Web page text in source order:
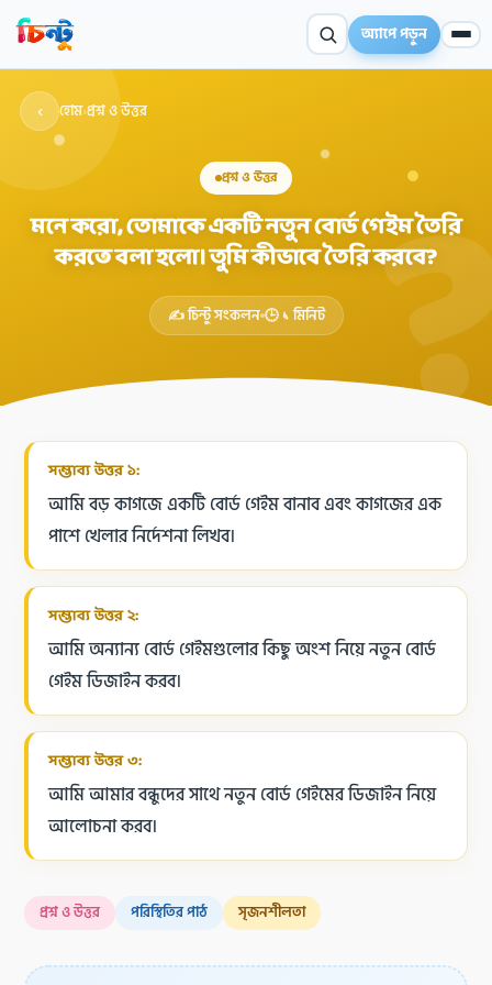
অ্যাপে পড়ুন
✦
‹ হোম›প্রশ্ন ও উত্তর
প্রশ্ন ও উত্তর
মনে করো, তোমাকে একটি নতুন বোর্ড গেইম তৈরি
করতে বলা হলো। তুমি কীভাবে তৈরি করবে?
✍️ চিন্টু সংকলন 🕒 ১ মিনিট
সম্ভাব্য উত্তর ১:
আমি বড় কাগজে একটি বোর্ড গেইম বানাব এবং কাগজের এক
পাশে খেলার নির্দেশনা লিখব।
সম্ভাব্য উত্তর ২:
আমি অন্যান্য বোর্ড গেইমগুলোর কিছু অংশ নিয়ে নতুন বোর্ড
গেইম ডিজাইন করব।
সম্ভাব্য উত্তর ৩:
আমি আমার বন্ধুদের সাথে নতুন বোর্ড গেইমের ডিজাইন নিয়ে
আলোচনা করব।
প্রশ্ন ও উত্তর পরিস্থিতির পাঠ সৃজনশীলতা